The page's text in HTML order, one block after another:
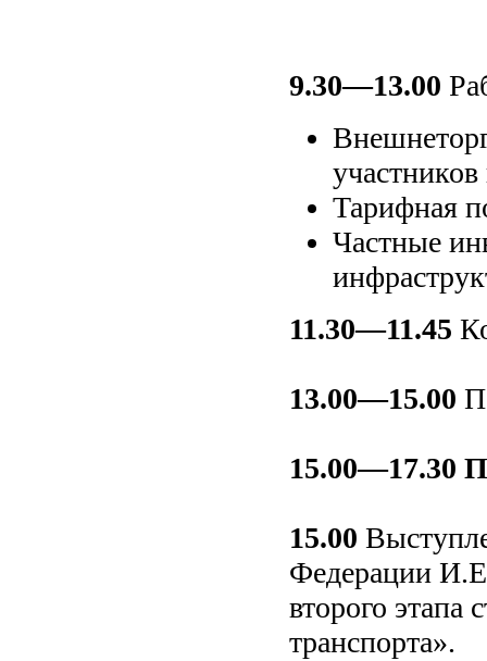
9.30—13.00
участников
Тарифная
Частные
11.30—11.45
13.00—15.00
15.00—17.30
15.00
Федерации
второго
транспорта».